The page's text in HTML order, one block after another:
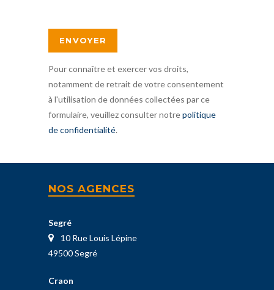
Pour connaître et exercer vos droits,
notamment de retrait de votre consentement
à l'utilisation de données collectées par ce
formulaire, veuillez consulter notrepolitique
de confidentialité.
NOS AGENCES
Segré
10 Rue Louis Lépine
49500 Segré
Craon